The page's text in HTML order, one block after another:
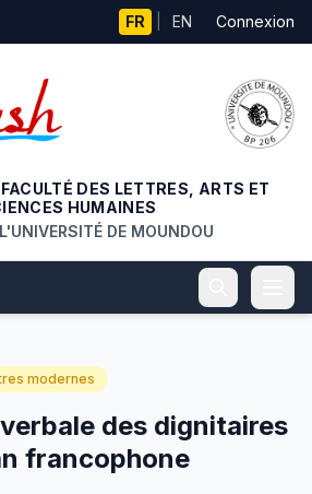
FR EN Connexion
DES LETTRES, ARTS ET
HUMAINES
DE MOUNDOU
modernes
des dignitaires
francophone